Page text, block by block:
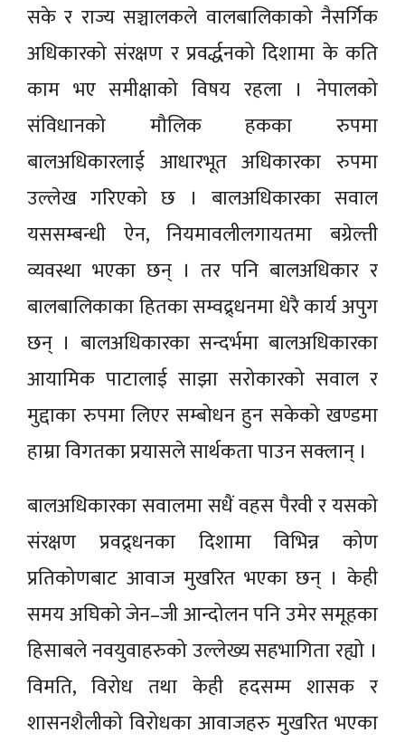
सके र राज्य सञ्चालकले वालबालिकाको नैसर्गिक
अधिकारको संरक्षण र प्रवर्द्धनको दिशामा के कति
काम भए समीक्षाको विषय रहला । नेपालको
संविधानको मौलिक हकका रुपमा
बालअधिकारलाई आधारभूत अधिकारका रुपमा
उल्लेख गरिएको छ । बालअधिकारका सवाल
यससम्बन्धी ऐन, नियमावलीलगायतमा बग्रेल्ती
व्यवस्था भएका छन् । तर पनि बालअधिकार र
बालबालिकाका हितका सम्वद्र्धनमा धेरै कार्य अपुग
छन् । बालअधिकारका सन्दर्भमा बालअधिकारका
आयामिक पाटालाई साझा सरोकारको सवाल र
मुद्दाका रुपमा लिएर सम्बोधन हुन सकेको खण्डमा
हाम्रा विगतका प्रयासले सार्थकता पाउन सक्लान् ।
बालअधिकारका सवालमा सधैं वहस पैरवी र यसको
संरक्षण प्रवद्र्धनका दिशामा विभिन्न कोण
प्रतिकोणबाट आवाज मुखरित भएका छन् । केही
समय अघिको जेन–जी आन्दोलन पनि उमेर समूहका
हिसाबले नवयुवाहरुको उल्लेख्य सहभागिता रह्यो ।
विमति, विरोध तथा केही हदसम्म शासक र
शासनशैलीको विरोधका आवाजहरु मुखरित भएका